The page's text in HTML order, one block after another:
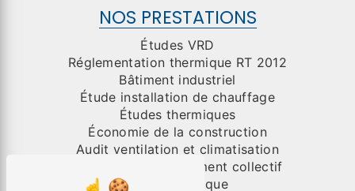
NOS PRESTATIONS
Études VRD
Réglementation thermique RT 2012
Bâtiment industriel
Étude installation de chauffage
Études thermiques
Économie de la construction
Audit ventilation et climatisation
Organisme de placement collectif
Génie électrique